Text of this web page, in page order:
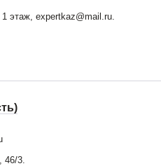
этаж, expertkaz@mail.ru.
46/3.